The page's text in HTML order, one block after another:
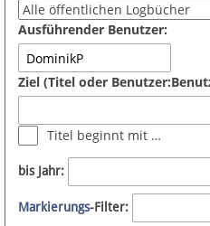
Fördermitglied werden
Fehler melden
Newsletter
Bluesky
Ausführender Benutzer:
Ziel (Titel oder
Titel beginnt mit …
bis Jahr:
Markierungs-Filter: